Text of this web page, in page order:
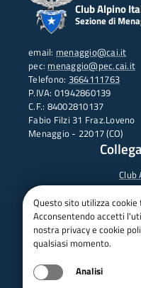
Club Alpino
Sezione di
email: menaggio@cai.it
pec: menaggio@pec.cai.it
Telefono: 3664111763
P.IVA: 01942860139
C.F.: 84002810137
Fabio Filzi 31 Fraz.Loveno
Menaggio - 22017 (CO)
Club
Questo sito utilizza
Acconsentendo accetti
nostra privacy e cookie
qualsiasi momento.
Analisi